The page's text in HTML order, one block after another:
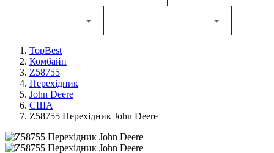
TopBest
Комбайн
Z58755
Перехідник
John Deere
США
Z58755 Перехідник John Deere